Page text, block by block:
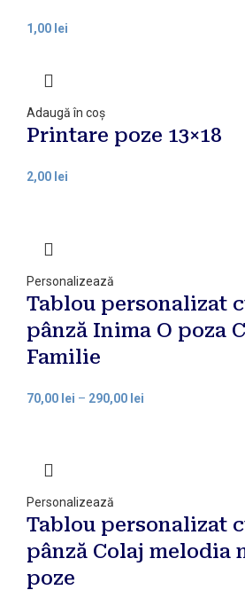
1,00 lei
Adaugă în coș
Printare poze 13×18
2,00 lei
Personalizează
Tablou personalizat
pânză Inima O poza
Familie
70,00 lei – 290,00 lei
Personalizează
Tablou personalizat
pânză Colaj melodia
poze